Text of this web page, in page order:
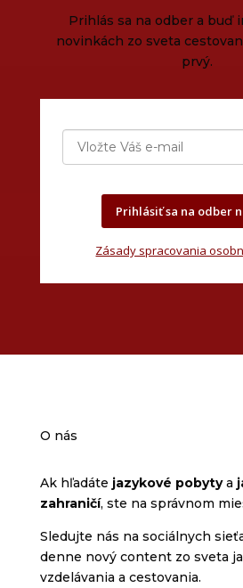
Prihlás sa na odber a buď
novinkách zo sveta
prvý.
Prihlásiť sa na odber
Zásady spracovania
O nás
Ak hľadáte jazykové pobyty a
zahraničí, ste na správnom
Sledujte nás na sociálnych
denne nový content zo sveta
vzdelávania a cestovania.